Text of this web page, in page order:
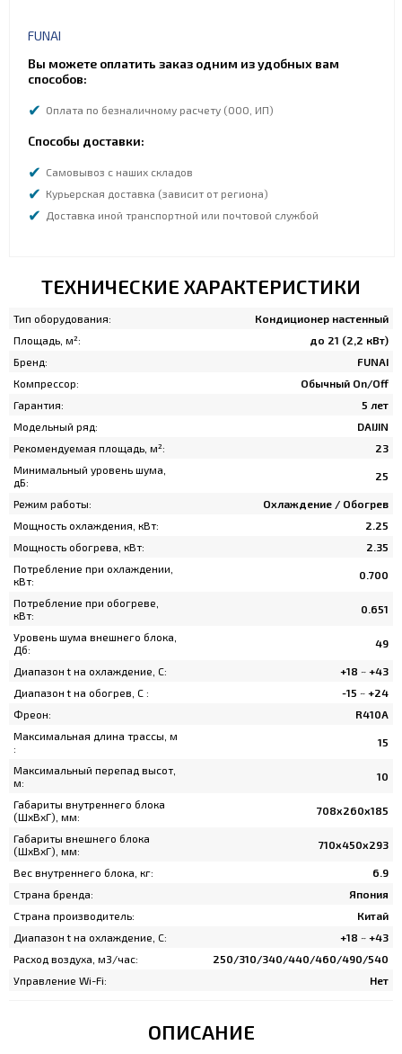
FUNAI
Вы можете оплатить заказ одним из удобных вам
способов:
Оплата по безналичному расчету (ООО, ИП)
Способы доставки:
Самовывоз с наших складов
Курьерская доставка (зависит от региона)
Доставка иной транспортной или почтовой службой
ТЕХНИЧЕСКИЕ ХАРАКТЕРИСТИКИ
Тип оборудования:
Кондиционер настенный
Площадь, м²:
до 21 (2,2 кВт)
Бренд:
FUNAI
Компрессор:
Обычный On/Off
Гарантия:
5 лет
Модельный ряд:
DAIJIN
Рекомендуемая площадь, м²:
23
Минимальный уровень шума,
дБ:
25
Режим работы:
Охлаждение / Обогрев
Мощность охлаждения, кВт:
2.25
Мощность обогрева, кВт:
2.35
Потребление при охлаждении,
кВт:
0.700
Потребление при обогреве,
кВт:
0.651
Уровень шума внешнего блока,
Дб:
49
Диапазон t на охлаждение, C:
+18 ~ +43
Диапазон t на обогрев, C :
-15 ~ +24
Фреон:
R410A
Максимальная длина трассы, м
:
15
Максимальный перепад высот,
м:
10
Габариты внутреннего блока
(ШхВхГ), мм:
708x260x185
Габариты внешнего блока
(ШхВхГ), мм:
710x450x293
Вес внутреннего блока, кг:
6.9
Страна бренда:
Япония
Страна производитель:
Китай
Диапазон t на охлаждение, C:
+18 ~ +43
Расход воздуха, м3/час:
250/310/340/440/460/490/540
Управление Wi-Fi:
Нет
ОПИСАНИЕ